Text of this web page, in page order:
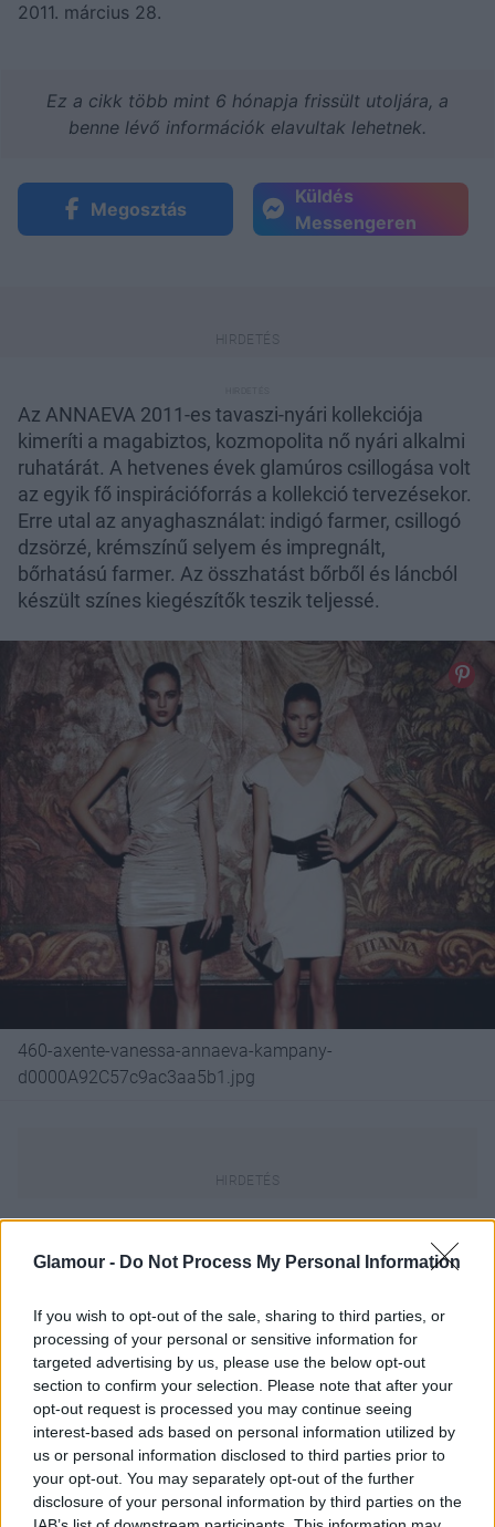
Glamour - Do Not Process My Personal Information
If you wish to opt-out of the sale, sharing to third parties, or
processing of your personal or sensitive information for
targeted advertising by us, please use the below opt-out
section to confirm your selection. Please note that after your
opt-out request is processed you may continue seeing
interest-based ads based on personal information utilized by
us or personal information disclosed to third parties prior to
your opt-out. You may separately opt-out of the further
disclosure of your personal information by third parties on the
2011. március 28.
Ez a cikk több mint 6 hónapja frissült utoljára, a
benne lévő információk elavultak lehetnek.
Megosztás
Küldés
Messengeren
Az ANNAEVA 2011-es tavaszi-nyári kollekciója
kimeríti a magabiztos, kozmopolita nő nyári alkalmi
ruhatárát. A hetvenes évek glamúros csillogása volt
az egyik fő inspirációforrás a kollekció tervezésekor.
Erre utal az anyaghasználat: indigó farmer, csillogó
dzsörzé, krémszínű selyem és impregnált,
bőrhatású farmer. Az összhatást bőrből és láncból
készült színes kiegészítők teszik teljessé.
460-axente-vanessa-annaeva-kampany-
d0000A92C57c9ac3aa5b1.jpg